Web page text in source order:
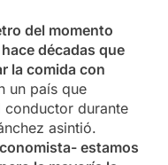
del momento
décadas que
la comida con
un país que
conductor durante
asintió.
estamos